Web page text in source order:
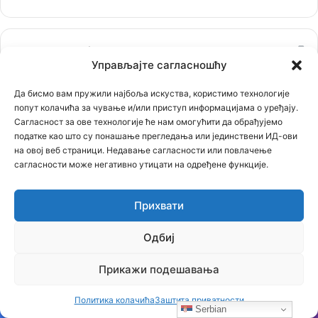
Управљајте сагласношћу
Да бисмо вам пружили најбоља искуства, користимо технологије
попут колачића за чување и/или приступ информацијама о уређају.
Сагласност за ове технологије ће нам омогућити да обрађујемо
податке као што су понашање прегледања или јединствени ИД-ови
на овој веб страници. Недавање сагласности или повлачење
сагласности може негативно утицати на одређене функције.
Прихвати
Одбиј
Прикажи подешавања
Политика колачићаЗаштита приватности
е
Ћирилички сајтови
Serbian